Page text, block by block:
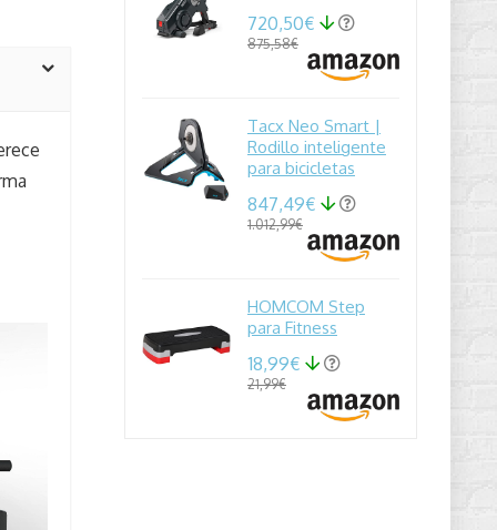
720,50€
875,58€
Tacx Neo Smart |
Rodillo inteligente
para bicicletas
847,49€
1.012,99€
HOMCOM Step
para Fitness
18,99€
21,99€